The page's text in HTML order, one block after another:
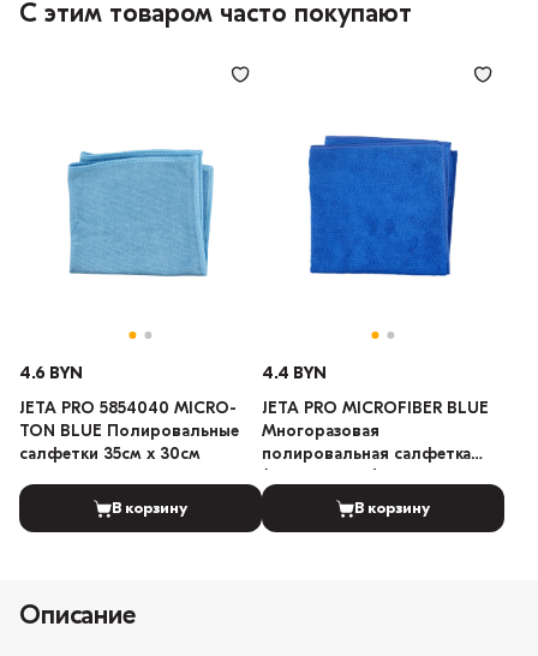
С этим товаром часто покупают
4.6 BYN
JETA PRO 5854040 MICRO-
TON BLUE Полировальные
салфетки 35см х 30см
В корзину
4.4 BYN
JETA PRO MICROFIBER BLUE
Многоразовая
полировальная салфетка
В корзину
Описание